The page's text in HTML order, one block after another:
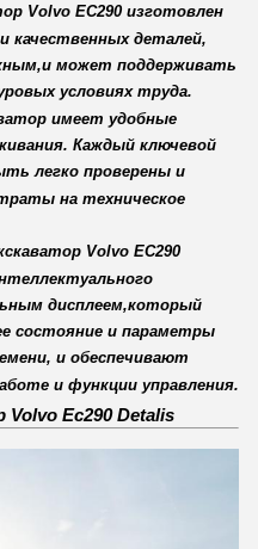
Volvo EC290 изготовлен
качественных деталей,
может поддерживать
условиях труда.
имеет удобные
Каждый ключевой
легко проверены и
на техническое
Volvo EC290
дисплеем,который
состояние и параметры
и обеспечивают
и функции управления.
Ec290 Detalis